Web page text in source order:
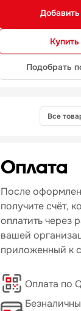
Купить
Подобрать
Все
Оплата
После
получите счёт,
оплатить через
вашей
приложенный к
Оплата по